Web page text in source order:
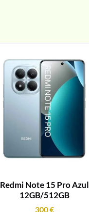
Redmi Note 15 Pro Azul
12GB/512GB
300€